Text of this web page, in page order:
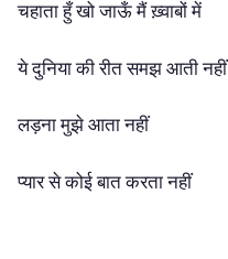
चहाता हुँ खो जाऊँ मैं ख़्वाबों में
ये दुनिया की रीत समझ आती नहीं
लड़ना मुझे आता नहीं
प्यार से कोई बात करता नहीं